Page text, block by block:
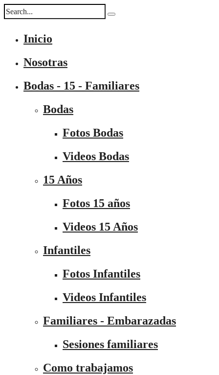
Inicio
Nosotras
Bodas - 15 - Familiares
Bodas
Fotos Bodas
Videos Bodas
15 Años
Fotos 15 años
Videos 15 Años
Infantiles
Fotos Infantiles
Videos Infantiles
Familiares - Embarazadas
Sesiones familiares
Como trabajamos